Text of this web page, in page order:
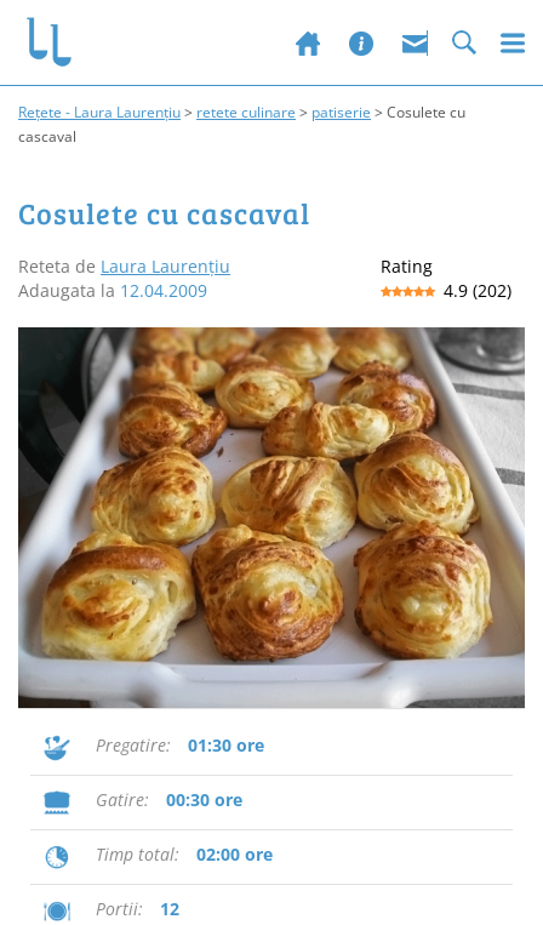
Rețete - Laura Laurențiu> retete culinare > patiserie > Cosulete cu
cascaval
Cosulete cu cascaval
Reteta de Laura Laurențiu
Adaugata la 12.04.2009
Rating
4.9 (202)
Pregatire 01:30 ore
Gatire 00:30 ore
Timp total 02:00 ore
Portii 12